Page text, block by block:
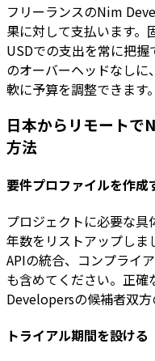
フリーランスのNim
果に対して支払います。
USDでの支出を常に把
のオーバーヘッドなし
軟に予算を調整できます。
日本からリモート
方法
要件プロファイルを作成
プロジェクトに必要な
年数をリストアップしま
APIの統合、コンプライ
も含めてください。正
Developersの候補者双方
トライアル期間を設ける